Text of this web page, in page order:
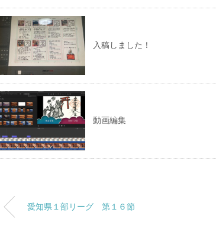
入稿しました！
動画編集
愛知県１部リーグ 第１６節